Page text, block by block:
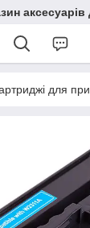
для